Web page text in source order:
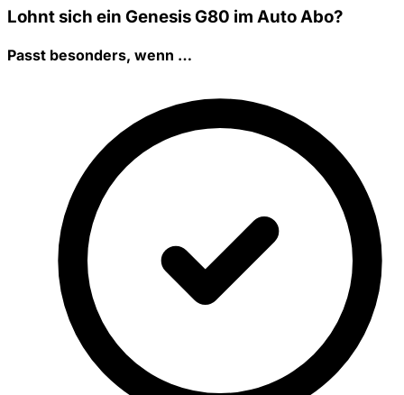
Lohnt sich ein Genesis G80 im Auto Abo?
Passt besonders, wenn …